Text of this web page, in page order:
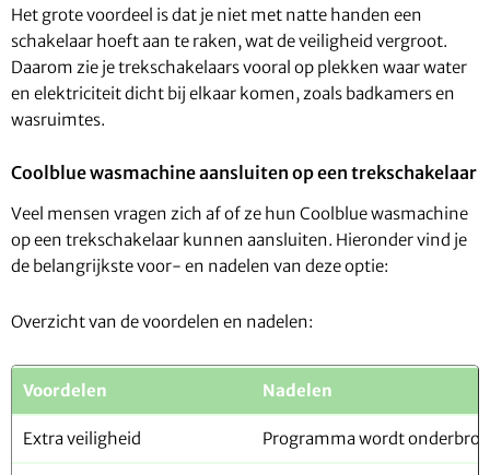
Het grote voordeel is dat je niet met natte handen een
schakelaar hoeft aan te raken, wat de veiligheid vergroot.
Daarom zie je trekschakelaars vooral op plekken waar water
en elektriciteit dicht bij elkaar komen, zoals badkamers en
wasruimtes.
Coolblue wasmachine aansluiten op een trekschakelaar
Veel mensen vragen zich af of ze hun Coolblue wasmachine
op een trekschakelaar kunnen aansluiten. Hieronder vind je
de belangrijkste voor- en nadelen van deze optie:
Overzicht van de voordelen en nadelen:
Voordelen Nadelen
Extra veiligheid Programma wordt